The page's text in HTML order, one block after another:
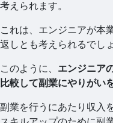
考えられます。
これは、エンジニアが本
返しとも考えられるでしょ
このように、 エンジニア
比較して副業にやりがい
副業を行うにあたり収入